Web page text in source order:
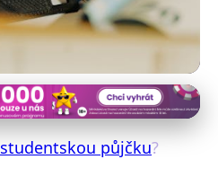
pro
studentskou půjčku?